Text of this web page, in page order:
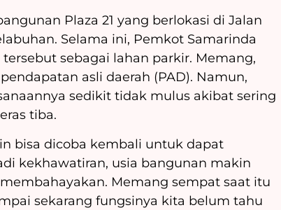
Plaza 21 yang berlokasi di Jalan
Selama ini, Pemkot Samarinda
sebagai lahan parkir. Memang,
asli daerah (PAD). Namun,
sedikit tidak mulus akibat sering
tiba.
bisa dicoba kembali untuk dapat
kekhawatiran, usia bangunan makin
Memang sempat saat itu
sekarang fungsinya kita belum tahu